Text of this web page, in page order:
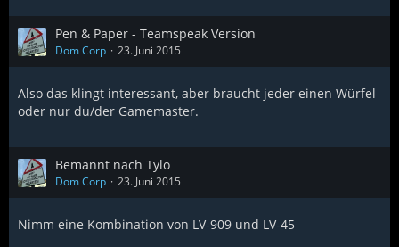
Pen & Paper - Teamspeak Version
Dom Corp 23. Juni 2015
Also das klingt interessant, aber braucht jeder einen Würfel
oder nur du/der Gamemaster.
Bemannt nach Tylo
Dom Corp 23. Juni 2015
Nimm eine Kombination von LV-909 und LV-45